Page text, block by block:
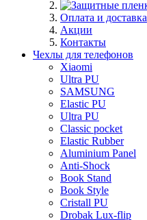
Оплата и доставка
Акции
Контакты
Чехлы для телефонов
Xiaomi
Ultra PU
SAMSUNG
Elastic PU
Ultra PU
Classic pocket
Elastic Rubber
Aluminium Panel
Anti-Shock
Book Stand
Book Style
Cristall PU
Drobak Lux-flip